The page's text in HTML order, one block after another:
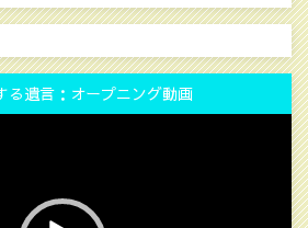
る遺言：オープニング動画